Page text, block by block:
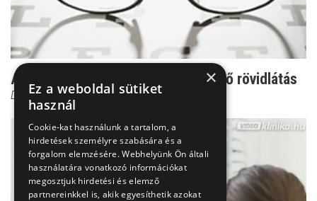
Aggasztó - a felnőttkorban kezdődő rövidlátás
Dr. Kusnyerik Ákos
×
Ez a weboldal sütiket
használ
Cookie-kat használunk a tartalom, a
hirdetések személyre szabására és a
forgalom elemzésére. Webhelyünk Ön általi
használatára vonatkozó információkat
megosztjuk hirdetési és elemző
partnereinkkel is, akik egyesíthetik azokat